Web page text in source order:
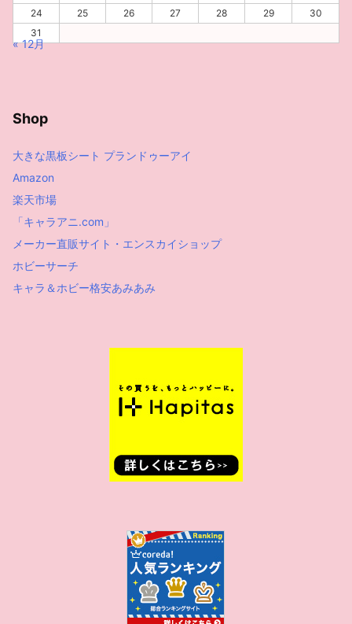
24
25 26 27 28 29
30
31
« 12月
Shop
大きな黒板シート プランドゥーアイ
Amazon
楽天市場
「キャラアニ.com」
メーカー直販サイト・エンスカイショップ
ホビーサーチ
キャラ＆ホビー格安あみあみ